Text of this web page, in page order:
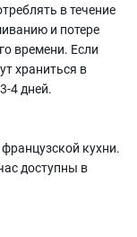
в течение
и потере
времени. Если
храниться в
4 дней.
кухни.
доступны в